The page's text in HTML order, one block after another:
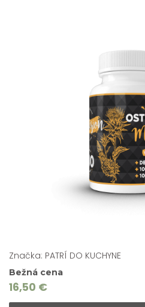
Značka: PATRÍ DO KUCHYNE
Bežná cena
16,50 €